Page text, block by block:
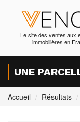
Le site des ventes aux
immobilières en
UNE
Accueil Résultats